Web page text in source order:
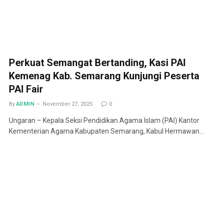
Perkuat Semangat Bertanding, Kasi PAI
Kemenag Kab. Semarang Kunjungi Peserta
PAI Fair
By ADMIN November 27, 2025 0
Ungaran – Kepala Seksi Pendidikan Agama Islam (PAI) Kantor
Kementerian Agama Kabupaten Semarang, Kabul Hermawan…